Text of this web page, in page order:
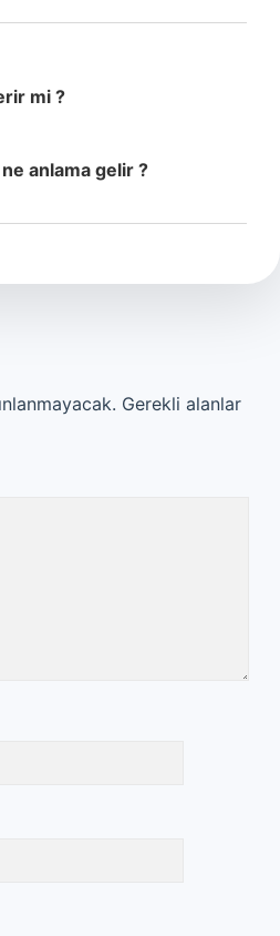
mi ?
anlama gelir ?
Gerekli alanlar